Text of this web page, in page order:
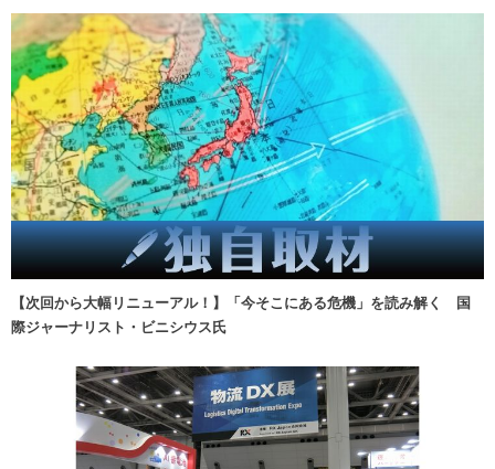
【次回から大幅リニューアル！】「今そこにある危機」を読み解く 国
際ジャーナリスト・ビニシウス氏